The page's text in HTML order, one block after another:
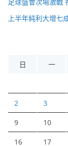
上半年純利大增七
日
一
2 3
9 10
16 17